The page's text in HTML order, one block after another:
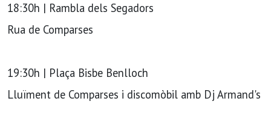
18:30h | Rambla dels Segadors
Rua de Comparses
19:30h | Plaça Bisbe Benlloch
Lluïment de Comparses i discomòbil amb Dj Armand's